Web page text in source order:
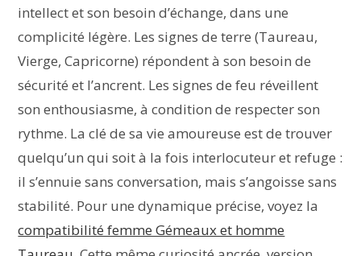
intellect et son besoin d’échange, dans une
complicité légère. Les signes de terre (Taureau,
Vierge, Capricorne) répondent à son besoin de
sécurité et l’ancrent. Les signes de feu réveillent
son enthousiasme, à condition de respecter son
rythme. La clé de sa vie amoureuse est de trouver
quelqu’un qui soit à la fois interlocuteur et refuge :
il s’ennuie sans conversation, mais s’angoisse sans
stabilité. Pour une dynamique précise, voyez la
compatibilité femme Gémeaux et homme